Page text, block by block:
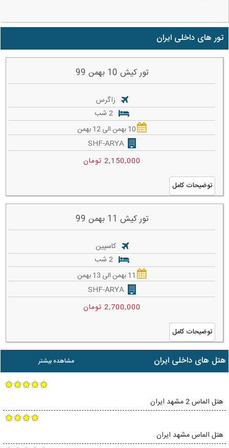
تور های داخلی ایران
تور کیش 10 بهمن 99
زاگرس
10 بهمن الی 12 بهمن
SHF-ARYA
2,150,000 تومان
توضیحات کامل
تور کیش 11 بهمن 99
کاسپین
11 بهمن الی 13 بهمن
SHF-ARYA
2,700,000 تومان
توضیحات کامل
مشاهده بیشتر هتل های داخلی ایران
هتل الماس 2 مشهد ایران
هتل الماس مشهد ایران